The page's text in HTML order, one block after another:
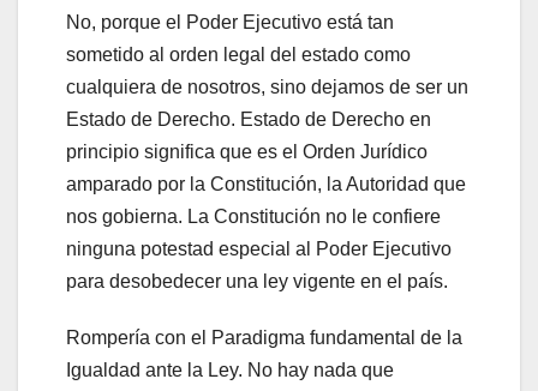
No, porque el Poder Ejecutivo está tan
sometido al orden legal del estado como
cualquiera de nosotros, sino dejamos de ser un
Estado de Derecho. Estado de Derecho en
principio significa que es el Orden Jurídico
amparado por la Constitución, la Autoridad que
nos gobierna. La Constitución no le confiere
ninguna potestad especial al Poder Ejecutivo
para desobedecer una ley vigente en el país.
Rompería con el Paradigma fundamental de la
Igualdad ante la Ley. No hay nada que